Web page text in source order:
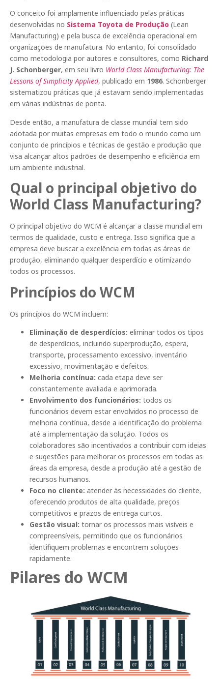
O conceito foi amplamente influenciado pelas práticas
desenvolvidas no Sistema Toyota de Produção (Lean
Manufacturing) e pela busca de excelência operacional em
organizações de manufatura. No entanto, foi consolidado
como metodologia por autores e consultores, como Richard
J. Schonberger, em seu livro World Class Manufacturing: The
Lessons of Simplicity Applied, publicado em 1986. Schonberger
sistematizou práticas que já estavam sendo implementadas
em várias indústrias de ponta.
Desde então, a manufatura de classe mundial tem sido
adotada por muitas empresas em todo o mundo como um
conjunto de princípios e técnicas de gestão e produção que
visa alcançar altos padrões de desempenho e eficiência em
um ambiente industrial.
Qual o principal objetivo do
World Class Manufacturing?
O principal objetivo do WCM é alcançar a classe mundial em
termos de qualidade, custo e entrega. Isso significa que a
empresa deve buscar a excelência em todas as áreas de
produção, eliminando qualquer desperdício e otimizando
todos os processos.
Princípios do WCM
Os princípios do WCM incluem:
Eliminação de desperdícios: eliminar todos os tipos
de desperdícios, incluindo superprodução, espera,
transporte, processamento excessivo, inventário
excessivo, movimentação e defeitos.
Melhoria contínua: cada etapa deve ser
constantemente avaliada e aprimorada.
Envolvimento dos funcionários: todos os
funcionários devem estar envolvidos no processo de
melhoria contínua, desde a identificação do problema
até a implementação da solução. Todos os
colaboradores são incentivados a contribuir com ideias
e sugestões para melhorar os processos em todas as
áreas da empresa, desde a produção até a gestão de
recursos humanos.
Foco no cliente: atender às necessidades do cliente,
oferecendo produtos de alta qualidade, preços
competitivos e prazos de entrega curtos.
Gestão visual: tornar os processos mais visíveis e
compreensíveis, permitindo que os funcionários
identifiquem problemas e encontrem soluções
rapidamente.
Pilares do WCM